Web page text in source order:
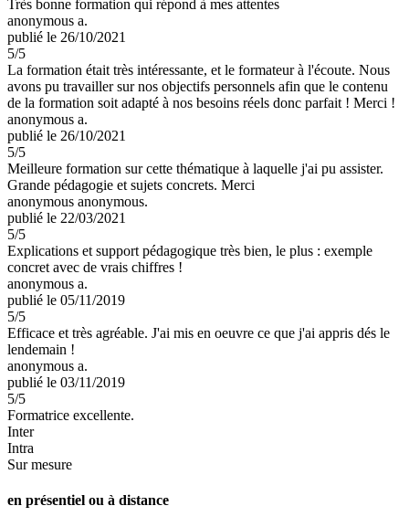
Très bonne formation qui répond à mes attentes
anonymous a.
publié le 26/10/2021
5/5
La formation était très intéressante, et le formateur à l'écoute. Nous
avons pu travailler sur nos objectifs personnels afin que le contenu
de la formation soit adapté à nos besoins réels donc parfait ! Merci !
anonymous a.
publié le 26/10/2021
5/5
Meilleure formation sur cette thématique à laquelle j'ai pu assister.
Grande pédagogie et sujets concrets. Merci
anonymous anonymous.
publié le 22/03/2021
5/5
Explications et support pédagogique très bien, le plus : exemple
concret avec de vrais chiffres !
anonymous a.
publié le 05/11/2019
5/5
Efficace et très agréable. J'ai mis en oeuvre ce que j'ai appris dés le
lendemain !
anonymous a.
publié le 03/11/2019
5/5
Formatrice excellente.
Inter
Intra
Sur mesure
en présentiel ou à distance